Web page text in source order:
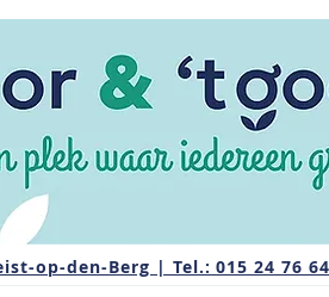
op-den-Berg | Tel.: 015 24 76